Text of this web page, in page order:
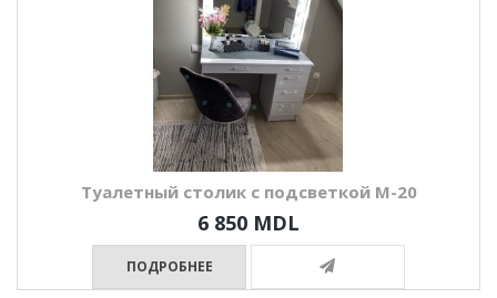
Туалетный столик с подсветкой М-20
6 850 MDL
ПОДРОБНЕЕ